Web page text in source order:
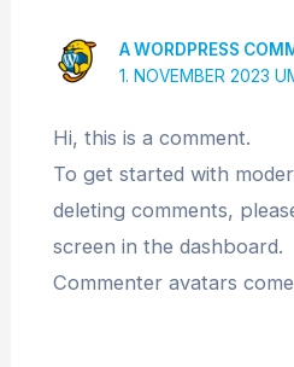
A WORDPRESS
1. NOVEMBER 2023
Hi, this is a comment.
To get started with
deleting comments,
screen in the dashboard.
Commenter avatars